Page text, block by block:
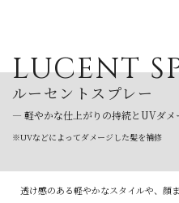
LUCENT
ルーセントスプレー
— 軽やかな仕上がりの持続とUVダメ
※UVなどによってダメージした髪を補修
透け感のある軽やかなスタイルや、顔